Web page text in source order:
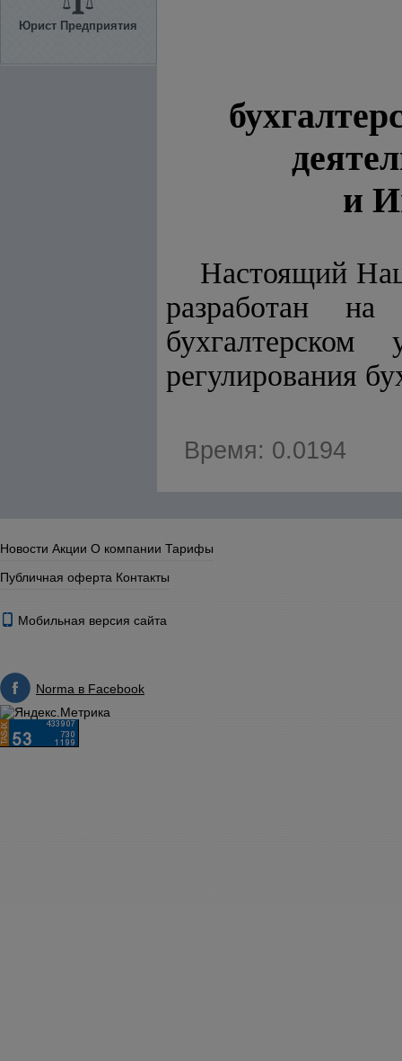
Юрист Предприятия
и
Настоящий
разработан
регулирования
Время: 0.0194
Новости Акции О компании Тарифы
Публичная оферта Контакты
Мобильная версия сайта
Norma в Facebook